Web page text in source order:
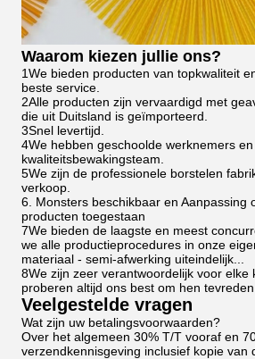
Waarom kiezen jullie ons?
1We bieden producten van topkwaliteit
beste service.
2Alle producten zijn vervaardigd met
die uit Duitsland is geïmporteerd.
3Snel levertijd.
4We hebben geschoolde werknemers
kwaliteitsbewakingsteam.
5We zijn de professionele borstelen
verkoop.
6. Monsters beschikbaar en Aanpassing
producten toegestaan
7We bieden de laagste en meest
we alle productieprocedures in onze
materiaal - semi-afwerking uiteindelijk...
8We zijn zeer verantwoordelijk voor elke
proberen altijd ons best om hen
Veelgestelde vragen
Wat zijn uw betalingsvoorwaarden?
Over het algemeen 30% T/T vooraf en
verzendkennisgeving inclusief kopie van